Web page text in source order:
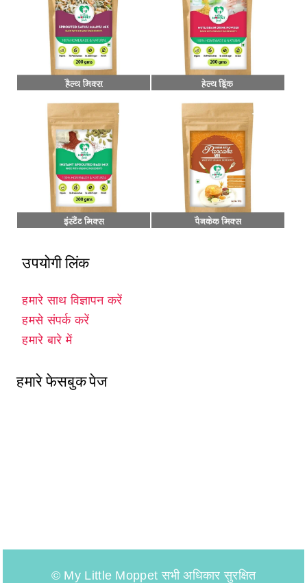
उपयोगी लिंक
हमारे साथ विज्ञापन करें
हमसे संपर्क करें
हमारे बारे में
हमारे फेसबुक पेज
© My Little Moppet सभी अधिकार सुरक्षित